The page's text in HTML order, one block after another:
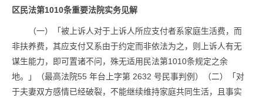
区民法第1010条重要法院实务见解
（一）「被上诉人对于上诉人所应支付者系家庭生活费，而
非扶养费，其应支付又系由于约定而非依法为之，则上诉人有无
谋生能力，即可置诸不问，殊无适用民法第1010条规定之余
地。」（最高法院55 年台上字第 2632 号民事判例）（二）「对
于夫妻双方感情已经破裂，不能继续维持家庭共同生活，且事实